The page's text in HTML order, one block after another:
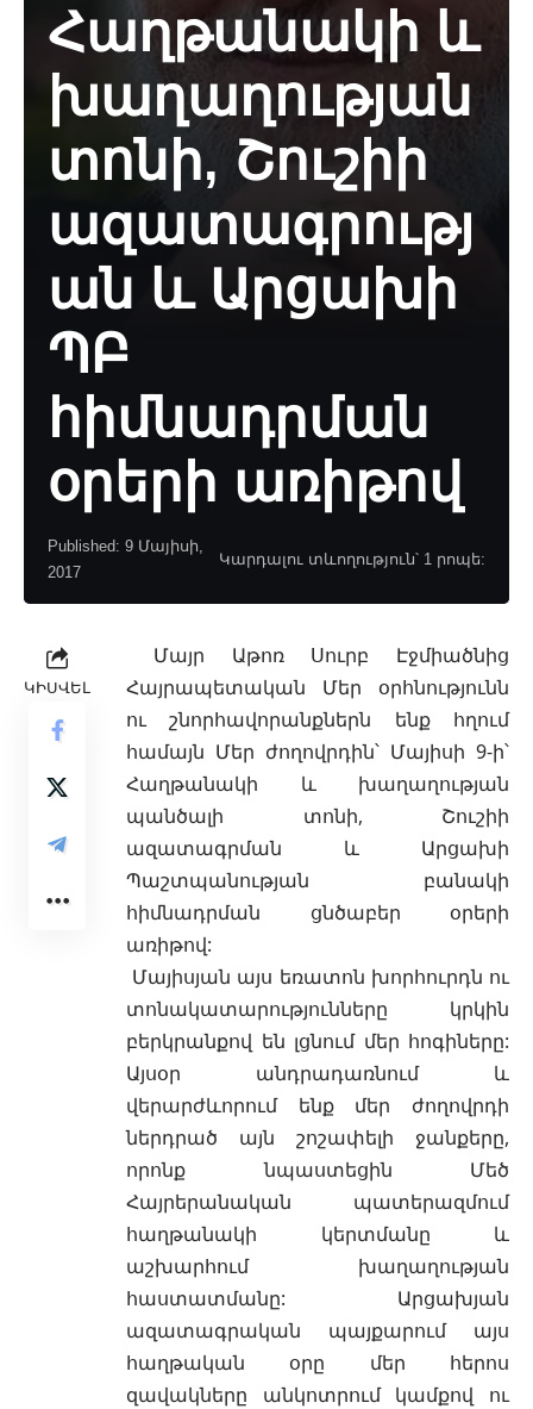
Հաղթանակի և
խաղաղության
տոնի, Շուշիի
ազատագրությ
ան և Արցախի
ՊԲ
հիմնադրման
օրերի առիթով
Published: 9 Մայիսի,
2017
Կարդալու տևողություն՝ 1 րոպե:
ԿԻՍՎԵԼ
Մայր Աթոռ Սուրբ Էջմիածնից
Հայրապետական Մեր օրհնությունն
ու շնորհավորանքներն ենք հղում
համայն Մեր ժողովրդին՝ Մայիսի 9-ի՝
Հաղթանակի և խաղաղության
պանծալի տոնի, Շուշիի
ազատագրման և Արցախի
Պաշտպանության բանակի
հիմնադրման ցնծաբեր օրերի
առիթով:
Մայիսյան այս եռատոն խորհուրդն ու
տոնակատարությունները կրկին
բերկրանքով են լցնում մեր հոգիները:
Այսօր անդրադառնում և
վերարժևորում ենք մեր ժողովրդի
ներդրած այն շոշափելի ջանքերը,
որոնք նպաստեցին Մեծ
Հայրերանական պատերազմում
հաղթանակի կերտմանը և
աշխարհում խաղաղության
հաստատմանը: Արցախյան
ազատագրական պայքարում այս
հաղթական օրը մեր հերոս
զավակները անկոտրում կամքով ու